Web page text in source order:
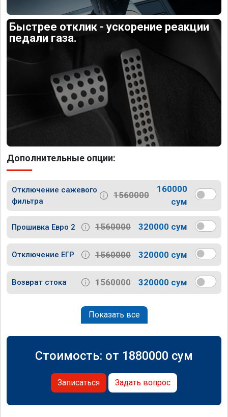
Быстрее отклик - ускорение реакции
педали газа.
Дополнительные опции:
Отключение сажевого
фильтра
1560000
160000
сум
Прошивка Евро 2 1560000 320000 сум
Отключение ЕГР 1560000 320000 сум
Возврат стока 1560000 320000 сум
Показать все
Стоимость: от 1880000 сум
Записаться Задать вопрос